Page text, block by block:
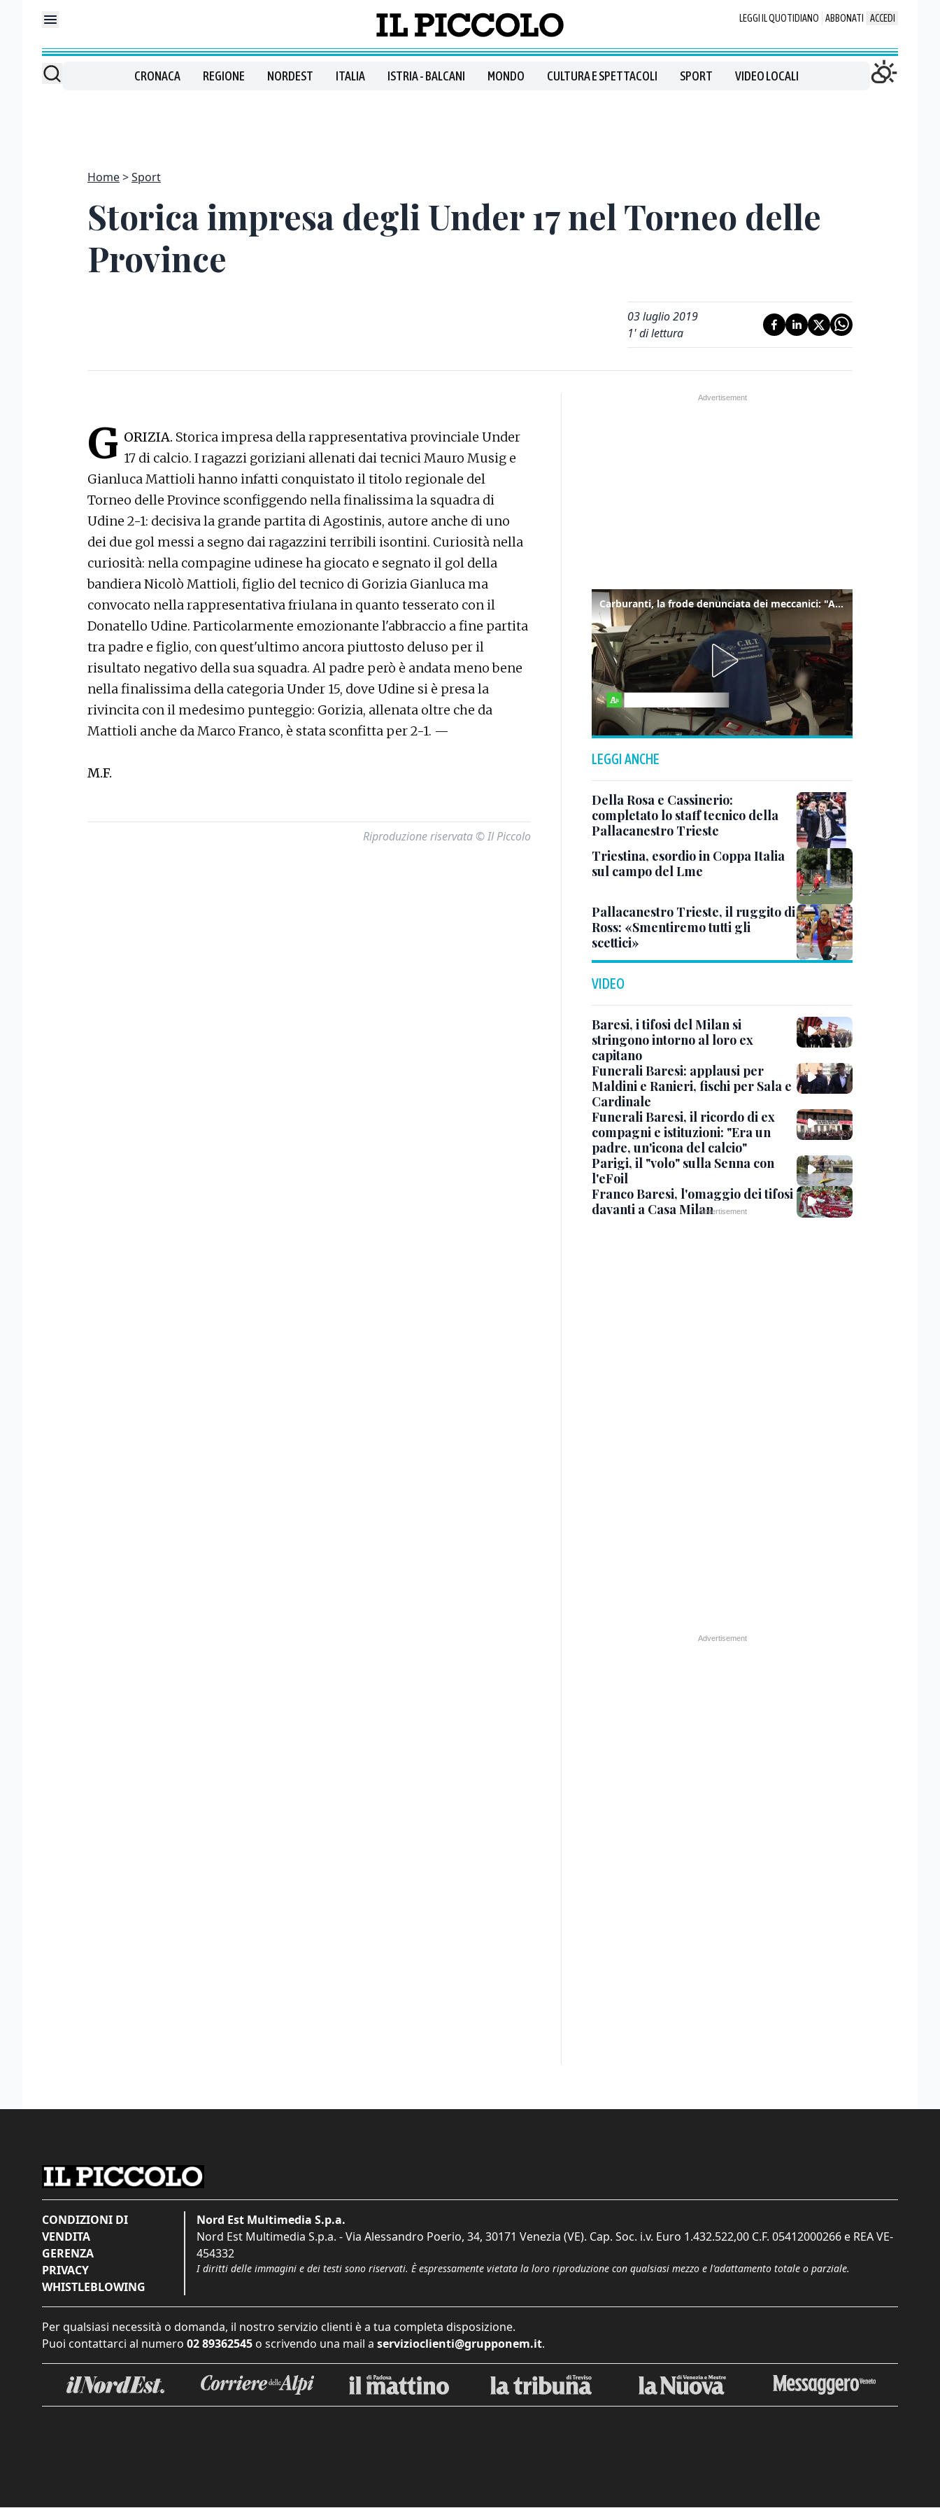
LEGGI IL QUOTIDIANO ABBONATI ACCEDI
CRONACA REGIONE NORDEST ITALIA ISTRIA - BALCANI MONDO CULTURA E SPETTACOLI SPORT VIDEO LOCALI
Home Sport
Storica impresa degli Under 17 nel Torneo delle
Province
03 luglio 2019
1' di lettura
G ORIZIA. Storica impresa della rappresentativa provinciale Under
17 di calcio. I ragazzi goriziani allenati dai tecnici Mauro Musig e
Gianluca Mattioli hanno infatti conquistato il titolo regionale del
Torneo delle Province sconfiggendo nella finalissima la squadra di
Udine 2-1: decisiva la grande partita di Agostinis, autore anche di uno
dei due gol messi a segno dai ragazzini terribili isontini. Curiosità nella
curiosità: nella compagine udinese ha giocato e segnato il gol della
bandiera Nicolò Mattioli, figlio del tecnico di Gorizia Gianluca ma
convocato nella rappresentativa friulana in quanto tesserato con il
Donatello Udine. Particolarmente emozionante l'abbraccio a fine partita
tra padre e figlio, con quest'ultimo ancora piuttosto deluso per il
risultato negativo della sua squadra. Al padre però è andata meno bene
nella finalissima della categoria Under 15, dove Udine si è presa la
rivincita con il medesimo punteggio: Gorizia, allenata oltre che da
Mattioli anche da Marco Franco, è stata sconfitta per 2-1. —
M.F.
Riproduzione riservata © Il Piccolo
Carburanti, la frode denunciata dei meccanici: "Acqua in gasolio e benzina"
LEGGI ANCHE
Della Rosa e Cassinerio:
completato lo staff tecnico della
Pallacanestro Trieste
Triestina, esordio in Coppa Italia
sul campo del Lme
Pallacanestro Trieste, il ruggito di
Ross: «Smentiremo tutti gli
scettici»
VIDEO
Baresi, i tifosi del Milan si
stringono intorno al loro ex
capitano
Funerali Baresi: applausi per
Maldini e Ranieri, fischi per Sala e
Cardinale
Funerali Baresi, il ricordo di ex
compagni e istituzioni: "Era un
padre, un'icona del calcio"
Parigi, il "volo" sulla Senna con
l'eFoil
Franco Baresi, l'omaggio dei tifosi
davanti a Casa Milan
CONDIZIONI DI
VENDITA
GERENZA
PRIVACY
WHISTLEBLOWING
Nord Est Multimedia S.p.a.
Nord Est Multimedia S.p.a. - Via Alessandro Poerio, 34, 30171 Venezia (VE). Cap. Soc. i.v. Euro 1.432.522,00 C.F. 05412000266 e REA VE-
454332
I diritti delle immagini e dei testi sono riservati. È espressamente vietata la loro riproduzione con qualsiasi mezzo e l'adattamento totale o parziale.
Per qualsiasi necessità o domanda, il nostro servizio clienti è a tua completa disposizione.
Puoi contattarci al numero 02 89362545 o scrivendo una mail a servizioclienti@grupponem.it.